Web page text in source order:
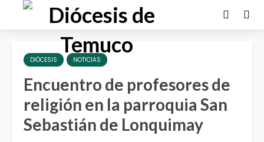
DIÓCESIS NOTICIAS
Encuentro de profesores de
religión en la parroquia San
Sebastián de Lonquimay